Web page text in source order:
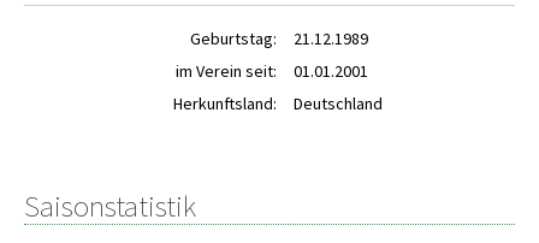
Geburtstag:
21.12.1989
im Verein seit:
01.01.2001
Herkunftsland:
Deutschland
Saisonstatistik